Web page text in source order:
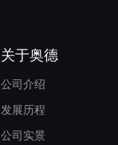
关于奥德
公司介绍
发展历程
公司实景